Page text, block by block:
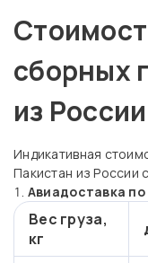
сборных
из России
Индикативная
Пакистан из России
Авиадоставка
Вес груза,
кг